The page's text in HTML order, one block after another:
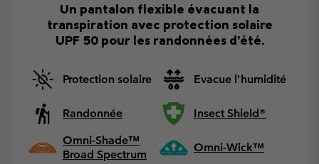
Un pantalon flexible évacuant la
transpiration avec protection solaire
UPF 50 pour les randonnées d’été.
Protection solaire Evacue l'humidité
Randonnée
Insect Shield®
Omni-Shade™
Broad Spectrum
Omni-Wick™